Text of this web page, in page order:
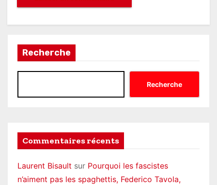
Recherche
Recherche
Commentaires récents
Laurent Bisault sur Pourquoi les fascistes
n’aiment pas les spaghettis, Federico Tavola,